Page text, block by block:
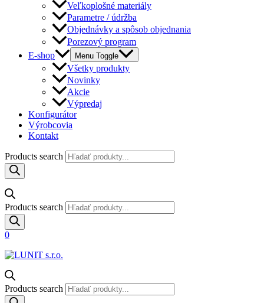
Veľkoplošné materiály
Parametre / údržba
Objednávky a spôsob objednania
Porezový program
E-shop
Menu Toggle
Všetky produkty
Novinky
Akcie
Výpredaj
Konfigurátor
Výrobcovia
Kontakt
Products search
Products search
0
Products search